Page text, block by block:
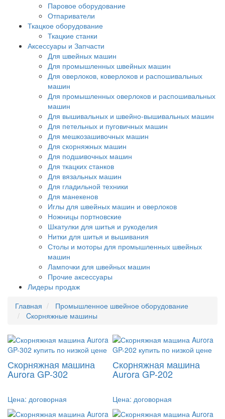
Паровое оборудование
Отпариватели
Ткацкое оборудование
Ткацкие станки
Аксессуары и Запчасти
Для швейных машин
Для промышленных швейных машин
Для оверлоков, коверлоков и распошивальных
машин
Для промышленных оверлоков и распошивальных
машин
Для вышивальных и швейно-вышивальных машин
Для петельных и пуговичных машин
Для мешкозашивочных машин
Для скорняжных машин
Для подшивочных машин
Для ткацких станков
Для вязальных машин
Для гладильной техники
Для манекенов
Иглы для швейных машин и оверлоков
Ножницы портновские
Шкатулки для шитья и рукоделия
Нитки для шитья и вышивания
Столы и моторы для промышленных швейных
машин
Лампочки для швейных машин
Прочие аксессуары
Лидеры продаж
Главная
Промышленное швейное оборудование
Cкорняжные машины
Скорняжная машина
Aurora GP-302
Цена: договорная
Скорняжная машина
Aurora GP-202
Цена: договорная